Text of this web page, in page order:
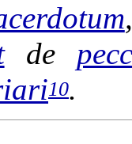
de
10.